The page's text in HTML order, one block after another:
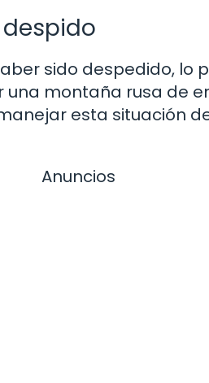
sido despedido, lo
montaña rusa de
esta situación
Anuncios